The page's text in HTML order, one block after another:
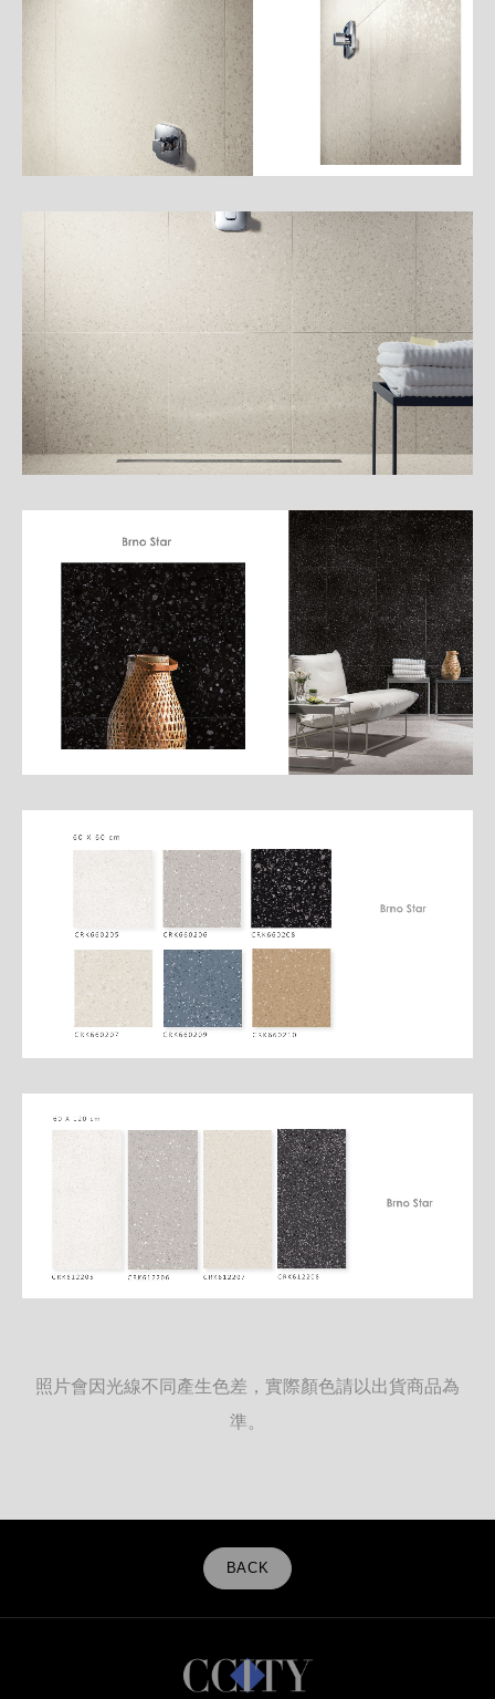
照片會因光線不同產生色差，實際顏色請以出貨商品為
準。
BACK